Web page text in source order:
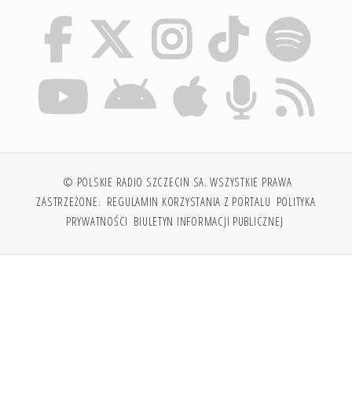
© POLSKIE RADIO SZCZECIN SA. WSZYSTKIE PRAWA
ZASTRZEŻONE. REGULAMIN KORZYSTANIA Z PORTALU POLITYKA
PRYWATNOŚCI BIULETYN INFORMACJI PUBLICZNEJ